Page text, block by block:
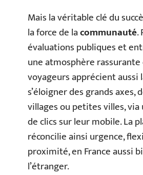
Mais la véritable clé du
la force de lacommunauté.
évaluations publiques et
une atmosphère rassurante
voyageurs apprécient aussi
s’éloigner des grands axes,
villages ou petites villes,
de clics sur leur mobile. La
réconcilie ainsi urgence,
proximité, en France aussi
l’étranger.